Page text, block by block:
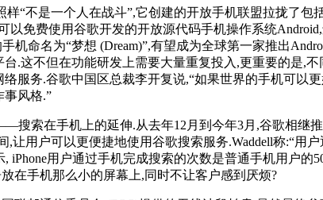
“不是一个人在战斗”,它创建的开放手机联盟拉拢了包
以免费使用谷歌开发的开放源代码手机操作系统
命名为“梦想 (Dream)”,有望成为全球第一家推出
.这不但在功能研发上需要大量重复投入,更重要的是,
服务.谷歌中国区总裁李开复说,“如果世界的手机可以
事风格.”
索在手机上的延伸.从去年12月到今年3月,谷歌相继
让用户可以更便捷地使用谷歌搜索服务.Waddell称:“用
, iPhone用户通过手机完成搜索的次数是普通手机用户
在手机那么小的屏幕上,同时不让客户感到厌烦?